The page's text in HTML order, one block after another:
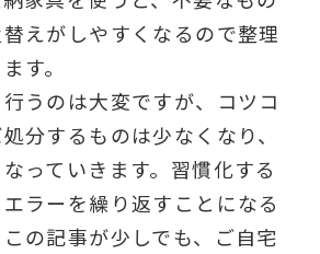
えがしやすくなるので整理
す。
うのは大変ですが、コツコ
分するものは少なくなり、
っていきます。習慣化する
ラーを繰り返すことになる
の記事が少しでも、ご自宅